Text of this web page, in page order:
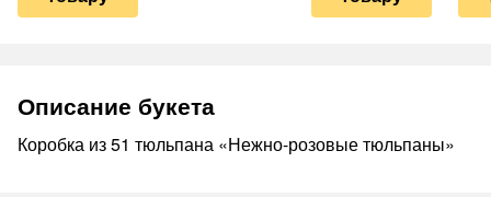
Описание букета
Коробка из 51 тюльпана «Нежно-розовые тюльпаны»